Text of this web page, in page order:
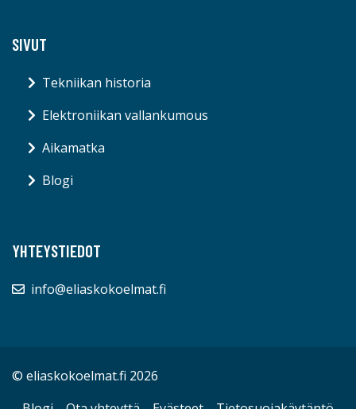
SIVUT
Tekniikan historia
Elektroniikan vallankumous
Aikamatka
Blogi
YHTEYSTIEDOT
info@eliaskokoelmat.fi
© eliaskokoelmat.fi 2026